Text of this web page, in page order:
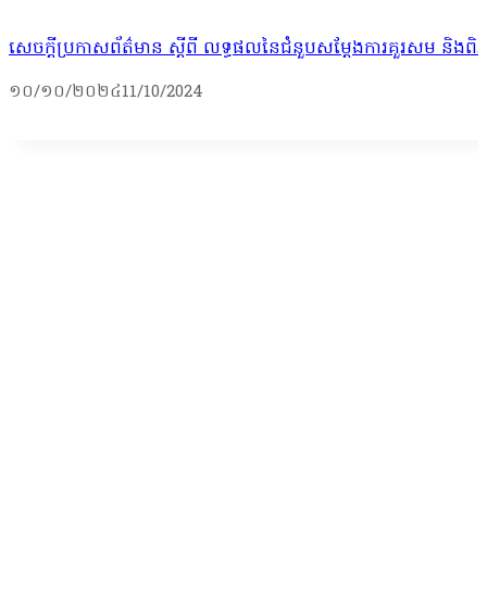
សេចក្ដីប្រកាសព័ត៌មាន ស្ដីពី លទ្ធផលនៃជំនួបសម្ដែងការគួរសម និងពិភា
១០/១០/២០២៤11/10/2024